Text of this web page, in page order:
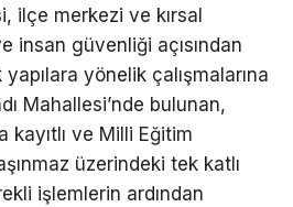
ilçe merkezi ve kırsal
insan güvenliği açısından
yönelik çalışmalarına
Mahallesi’nde bulunan,
kayıtlı ve Milli Eğitim
üzerindeki tek katlı
işlemlerin ardından